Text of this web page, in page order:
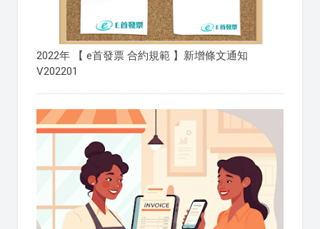
2022年 【 e首發票 合約規範 】新增條文通知
V202201